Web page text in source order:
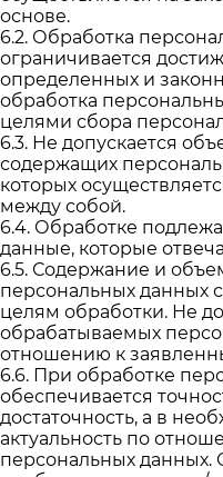
основе.
6.2. Обработка
ограничивается
определенных и
обработка
целями сбора
6.3. Не допускается
содержащих
которых
между собой.
6.4. Обработке
данные, которые
6.5. Содержание и
персональных данных
целям обработки. Не
обрабатываемых
отношению к
6.6. При обработке
обеспечивается
достаточность, а в
актуальность по
персональных